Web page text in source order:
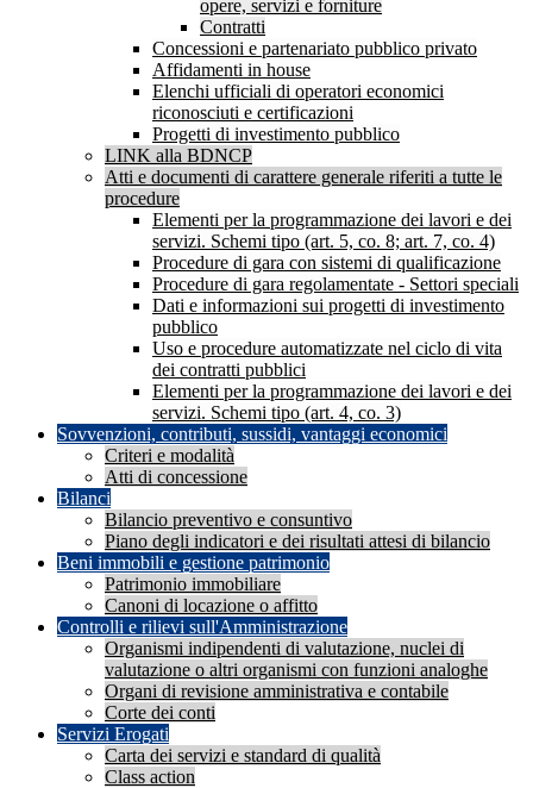
opere, servizi e forniture
Contratti
Concessioni e partenariato pubblico privato
Affidamenti in house
Elenchi ufficiali di operatori economici
riconosciuti e certificazioni
Progetti di investimento pubblico
LINK alla BDNCP
Atti e documenti di carattere generale riferiti a tutte le
procedure
Elementi per la programmazione dei lavori e dei
servizi. Schemi tipo (art. 5, co. 8; art. 7, co. 4)
Procedure di gara con sistemi di qualificazione
Procedure di gara regolamentate - Settori speciali
Dati e informazioni sui progetti di investimento
pubblico
Uso e procedure automatizzate nel ciclo di vita
dei contratti pubblici
Elementi per la programmazione dei lavori e dei
servizi. Schemi tipo (art. 4, co. 3)
Sovvenzioni, contributi, sussidi, vantaggi economici
Criteri e modalità
Atti di concessione
Bilanci
Bilancio preventivo e consuntivo
Piano degli indicatori e dei risultati attesi di bilancio
Beni immobili e gestione patrimonio
Patrimonio immobiliare
Canoni di locazione o affitto
Controlli e rilievi sull'Amministrazione
Organismi indipendenti di valutazione, nuclei di
valutazione o altri organismi con funzioni analoghe
Organi di revisione amministrativa e contabile
Corte dei conti
Servizi Erogati
Carta dei servizi e standard di qualità
Class action